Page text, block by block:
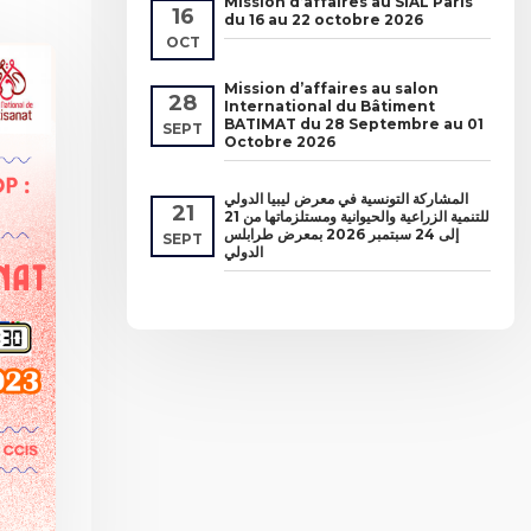
16
OCT
du 16 au 22 octobre 2026
28
SEPT
Mission d’affaires au salon
International du Bâtiment
BATIMAT du 28 Septembre au 01
Octobre 2026
21
SEPT
المشاركة التونسية في معرض ليبيا الدولي
للتنمية الزراعية والحيوانية ومستلزماتها من 21
إلى 24 سبتمبر 2026 بمعرض طرابلس
الدولي